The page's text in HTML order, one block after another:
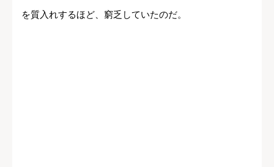
を質入れするほど、窮乏していたのだ。